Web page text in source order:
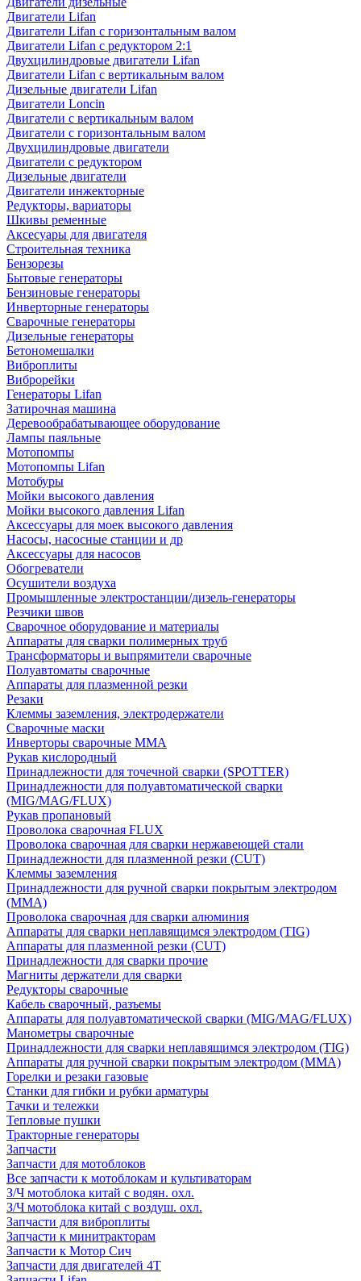
Двигатели Lifan
Двигатели Lifan с горизонтальным валом
Двигатели Lifan с редуктором 2:1
Двухцилиндровые двигатели Lifan
Двигатели Lifan с вертикальным валом
Дизельные двигатели Lifan
Двигатели Loncin
Двигатели с вертикальным валом
Двигатели с горизонтальным валом
Двухцилиндровые двигатели
Двигатели с редуктором
Дизельные двигатели
Двигатели инжекторные
Редукторы, вариаторы
Шкивы ременные
Аксесуары для двигателя
Строительная техника
Бензорезы
Бытовые генераторы
Бензиновые генераторы
Инверторные генераторы
Сварочные генераторы
Дизельные генераторы
Бетономешалки
Виброплиты
Виброрейки
Генераторы Lifan
Затирочная машина
Деревообрабатывающее оборудование
Лампы паяльные
Мотопомпы
Мотопомпы Lifan
Мотобуры
Мойки высокого давления
Мойки высокого давления Lifan
Аксессуары для моек высокого давления
Насосы, насосные станции и др
Аксессуары для насосов
Обогреватели
Осушители воздуха
Промышленные электростанции/дизель-генераторы
Резчики швов
Сварочное оборудование и материалы
Аппараты для сварки полимерных труб
Трансформаторы и выпрямители сварочные
Полуавтоматы сварочные
Аппараты для плазменной резки
Резаки
Клеммы заземления, электродержатели
Сварочные маски
Инверторы сварочные ММА
Рукав кислородный
Принадлежности для точечной сварки (SPOTTER)
Принадлежности для полуавтоматической сварки
(MIG/MAG/FLUX)
Рукав пропановый
Проволока сварочная FLUX
Проволока сварочная для сварки нержавеющей стали
Принадлежности для плазменной резки (CUT)
Клеммы заземления
Принадлежности для ручной сварки покрытым электродом
(MMA)
Проволока сварочная для сварки алюминия
Аппараты для сварки неплавящимся электродом (TIG)
Аппараты для плазменной резки (CUT)
Принадлежности для сварки прочие
Магниты держатели для сварки
Редукторы сварочные
Кабель сварочный, разъемы
Аппараты для полуавтоматической сварки (MIG/MAG/FLUX)
Манометры сварочные
Принадлежности для сварки неплавящимся электродом (TIG)
Аппараты для ручной сварки покрытым электродом (MMA)
Горелки и резаки газовые
Станки для гибки и рубки арматуры
Тачки и тележки
Тепловые пушки
Тракторные генераторы
Запчасти
Запчасти для мотоблоков
Все запчасти к мотоблокам и культиваторам
З/Ч мотоблока китай с водян. охл.
З/Ч мотоблока китай с воздуш. охл.
Запчасти для виброплиты
Запчасти к минитракторам
Запчасти к Мотор Сич
Запчасти для двигателей 4Т